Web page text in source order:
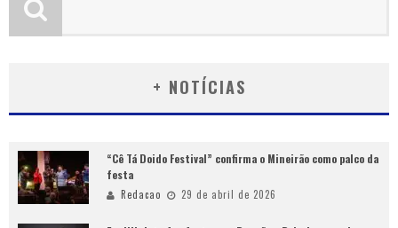
+ NOTÍCIAS
“Cê Tá Doido Festival” confirma o Mineirão como palco da
festa
Redacao 29 de abril de 2026